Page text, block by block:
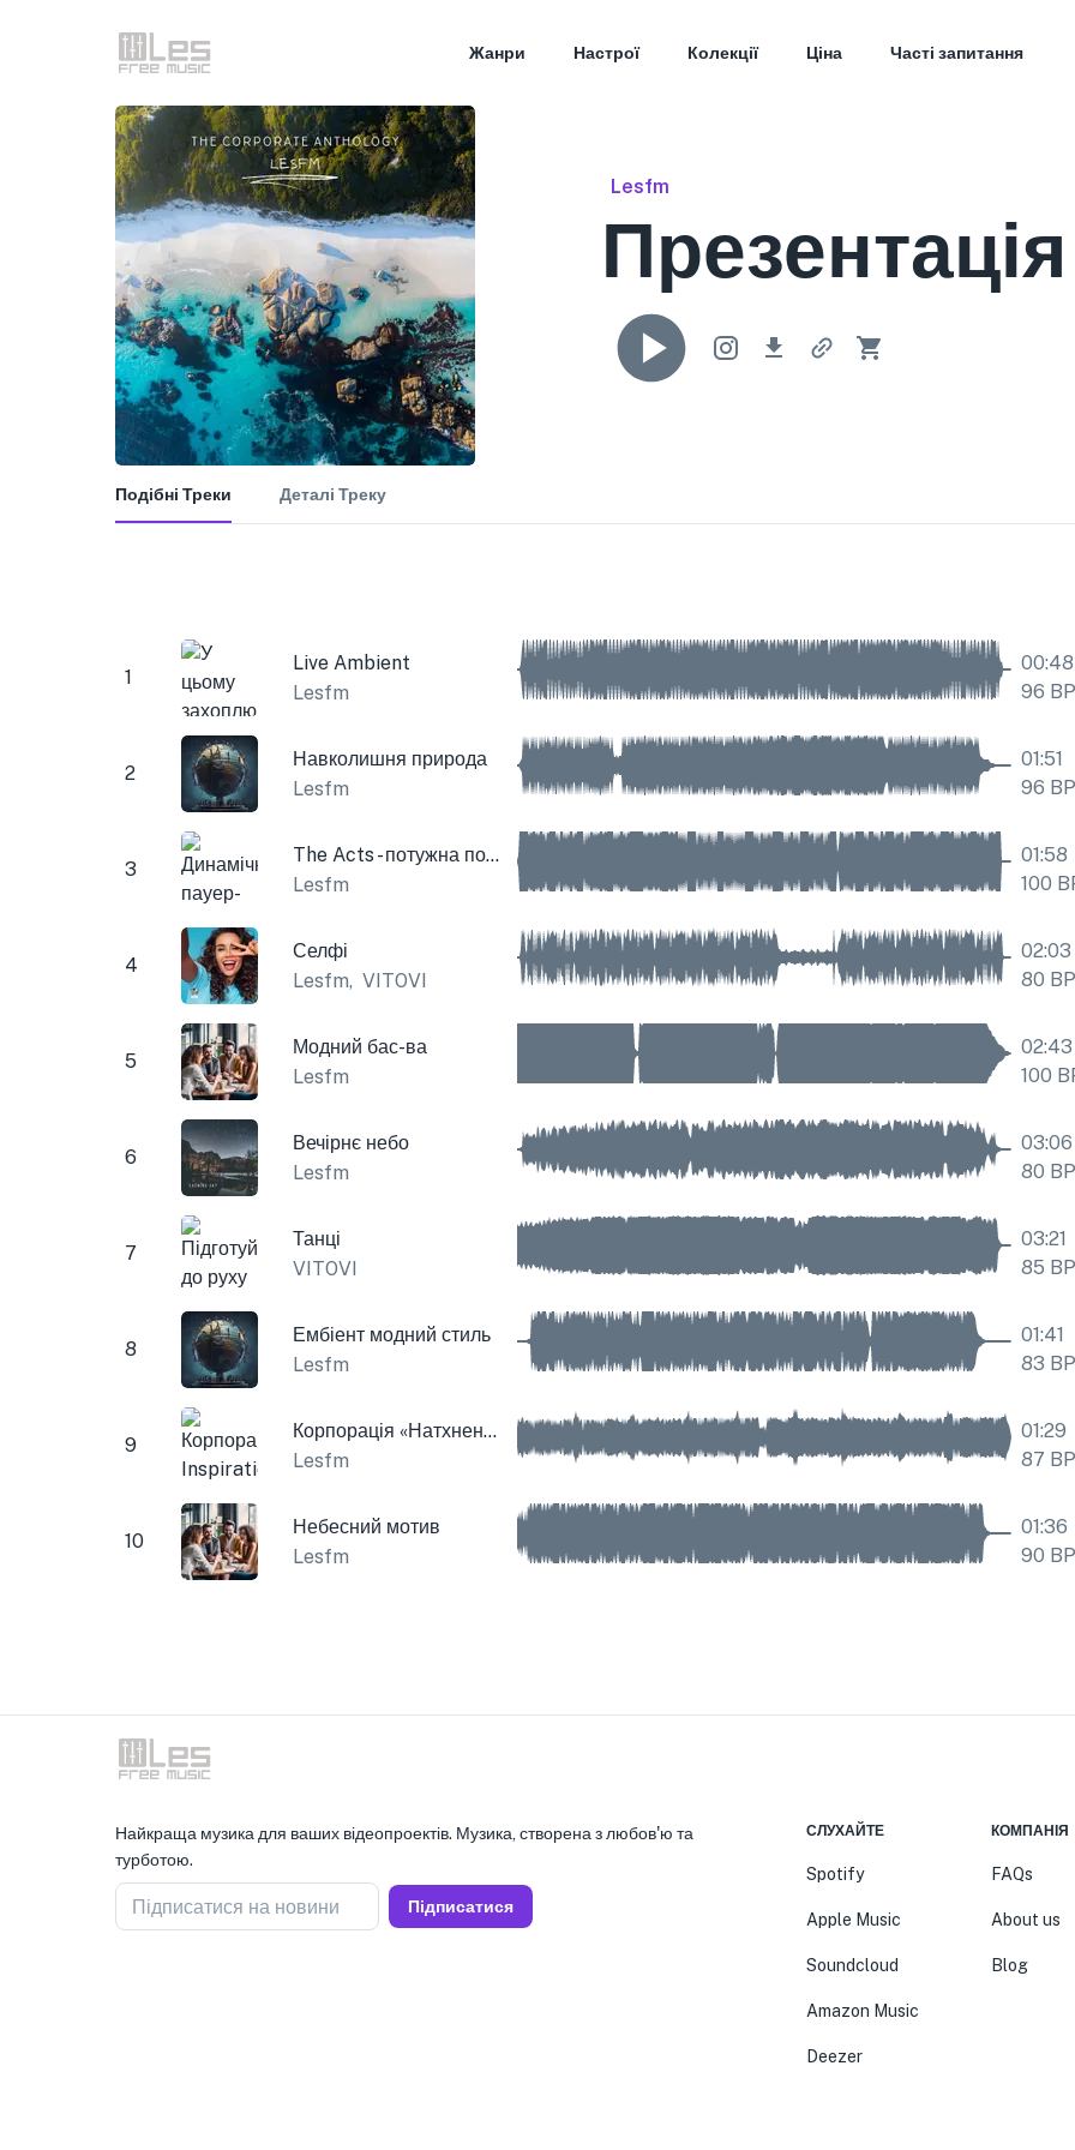
Жанри Настрої Колекції Ціна Часті запитання
Lesfm
Презентація
Подібні Треки Деталі Треку
1
Live Ambient
Lesfm
00:48
96
2
Навколишня природа
Lesfm
01:51
96
3
The Acts - потужна поп-гітара
Lesfm
01:58
100
4
Селфі
Lesfm, VITOVI
02:03
80
5
Модний бас-ва
Lesfm
02:43
100
6
Вечірнє небо
Lesfm
03:06
80
7
Танці
VITOVI
03:21
85
8
Ембіент модний стиль
Lesfm
01:41
83
9
Корпорація «Натхненний ранок».
Lesfm
01:29
87
10
Небесний мотив
Lesfm
01:36
90
Найкраща музика для ваших відеопроектів. Музика, створена з любов'ю та
турботою.
Підписатися на новини Підписатися
СЛУХАЙТЕ
Spotify
Apple Music
Soundcloud
Amazon Music
Deezer
КОМПАНІЯ
FAQs
About us
Blog